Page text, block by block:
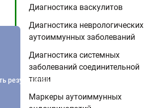
Диагностика васкулитов
Диагностика неврологических
аутоиммунных заболеваний
Диагностика системных
заболеваний соединительной
ткани
Маркеры аутоиммунных
результатов